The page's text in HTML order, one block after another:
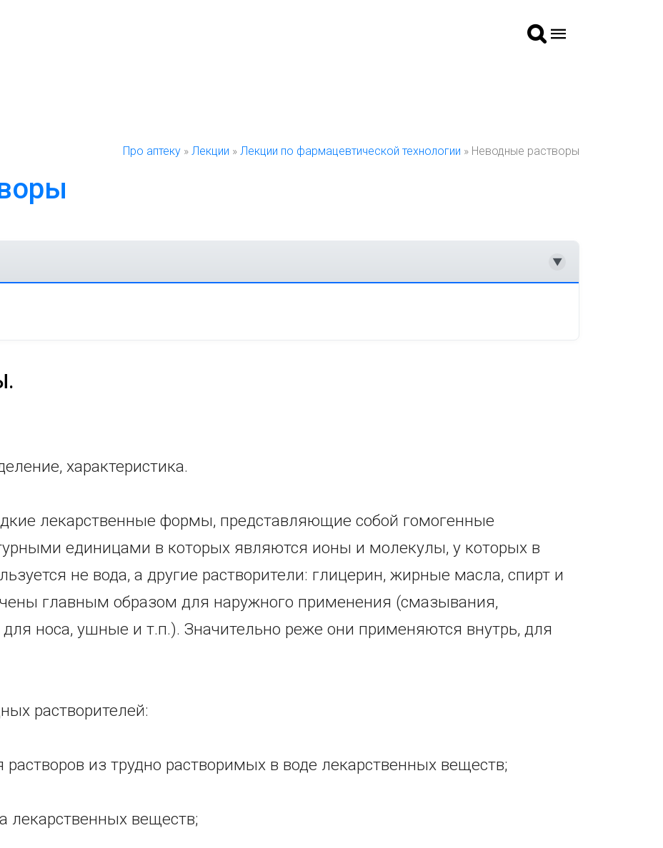
Про аптеку » Лекции » Лекции по фармацевтической технологии » Неводные растворы
▼
характеристика.
лекарственные формы, представляющие собой гомогенные
единицами в которых являются ионы и молекулы, у которых в
не вода, а другие растворители: глицерин, жирные масла, спирт и
главным образом для наружного применения (смазывания,
носа, ушные и т.п.). Значительно реже они применяются внутрь, для
растворителей:
из трудно растворимых в воде лекарственных веществ;
лекарственных веществ;